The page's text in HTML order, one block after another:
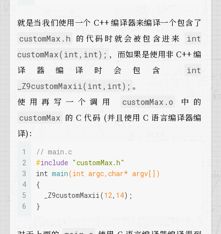
就是当我们使用一个 C++ 编译器来编译一个包含了
customMax.h 的代码时就会被包含进来
int
customMax(int,int); ，而如果是使用非 C++ 编
译器编译时会包含
int
_Z9customMaxii(int,int); 。
使用再写一个调用
customMax.o 中的
customMax 的 C 代码 (并且使用 C 语言编译器编
译)：
1
2
3
4
5
6
// main.c
#include "customMax.h"
int main(int argc, char* argv[])
{
  _Z9customMaxii(
12, 14);
}